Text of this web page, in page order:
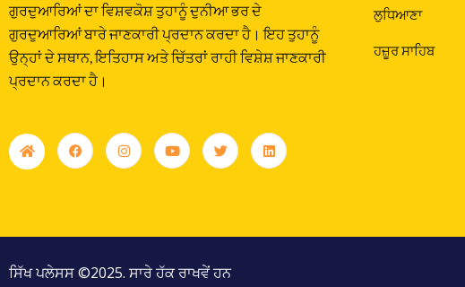
ਗੁਰਦੁਆਰਿਆਂ ਦਾ ਵਿਸ਼ਵਕੋਸ਼ ਤੁਹਾਨੂੰ ਦੁਨੀਆ ਭਰ ਦੇ
ਗੁਰਦੁਆਰਿਆਂ ਬਾਰੇ ਜਾਣਕਾਰੀ ਪ੍ਰਦਾਨ ਕਰਦਾ ਹੈ। ਇਹ ਤੁਹਾਨੂੰ
ਉਨ੍ਹਾਂ ਦੇ ਸਥਾਨ, ਇਤਿਹਾਸ ਅਤੇ ਚਿੱਤਰਾਂ ਰਾਹੀ ਵਿਸ਼ੇਸ਼ ਜਾਣਕਾਰੀ
ਪ੍ਰਦਾਨ ਕਰਦਾ ਹੈ।
ਲੁਧਿਆਣਾ
ਹਜ਼ੂਰ ਸਾਹਿਬ
ਸਿੱਖ ਪਲੇਸਸ ©2025. ਸਾਰੇ ਹੱਕ ਰਾਖਵੇਂ ਹਨ